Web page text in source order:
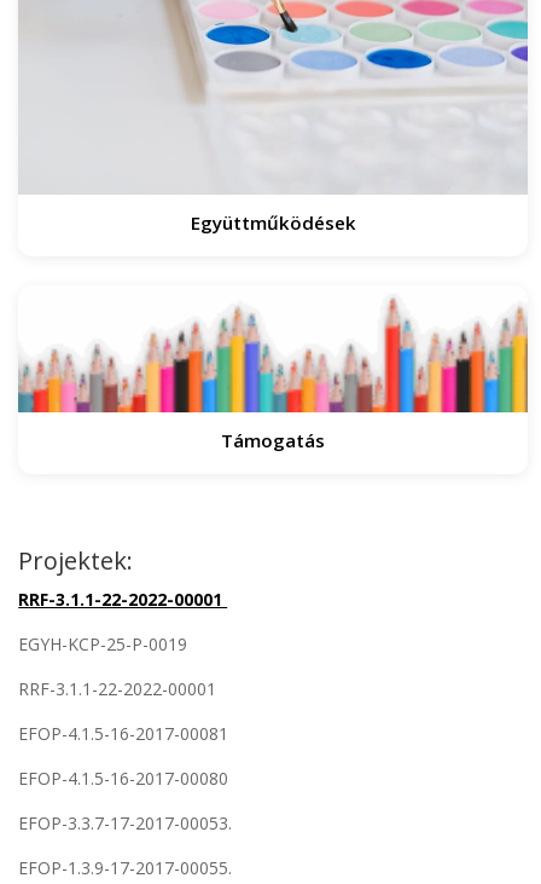
Együttműködések
Támogatás
Projektek:
RRF-3.1.1-22-2022-00001
EGYH-KCP-25-P-0019
RRF-3.1.1-22-2022-00001
EFOP-4.1.5-16-2017-00081
EFOP-4.1.5-16-2017-00080
EFOP-3.3.7-17-2017-00053.
EFOP-1.3.9-17-2017-00055.